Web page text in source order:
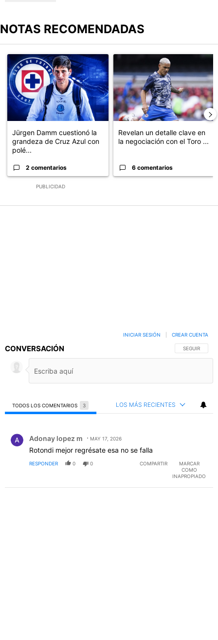
NOTAS RECOMENDADAS
PUBLICIDAD
Un artículo de tendencia con el título "Jürgen Damm cuestionó
Jürgen Damm cuestionó la
grandeza de Cruz Azul con
polé...
2 comentarios
Un artículo de tendencia con
Revelan un detalle clave en
la negociación con el Toro ...
6 comentarios
CONVERSACIÓN SIGA ESTA
SEGUIR
INICIAR SESIÓN CREAR CUENTA
TODOS LOS COMENTARIOS 3 LOS MÁS RECIENTES
Adonay lopez m MAY 17, 2026
Rotondi mejor regrésate esa no se falla
RESPONDER 0 0 COMPARTIR
MARCAR
COMO
INAPROPIADO